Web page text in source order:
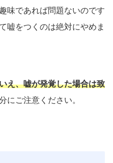
味であれば問題ないのです
嘘をつくのは絶対にやめま
え、嘘が発覚した場合は致
にご注意ください。